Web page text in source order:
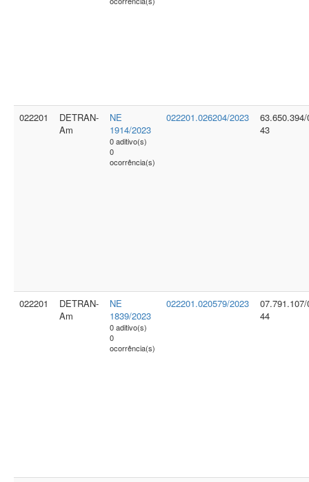
022201
DETRAN-
Am
NE
1914/2023
0 aditivo(s)
0
ocorrência(s)
022201.026204/2023
63.650.394/
43
022201
DETRAN-
Am
NE
1839/2023
0 aditivo(s)
0
ocorrência(s)
022201.020579/2023
07.791.107/
44